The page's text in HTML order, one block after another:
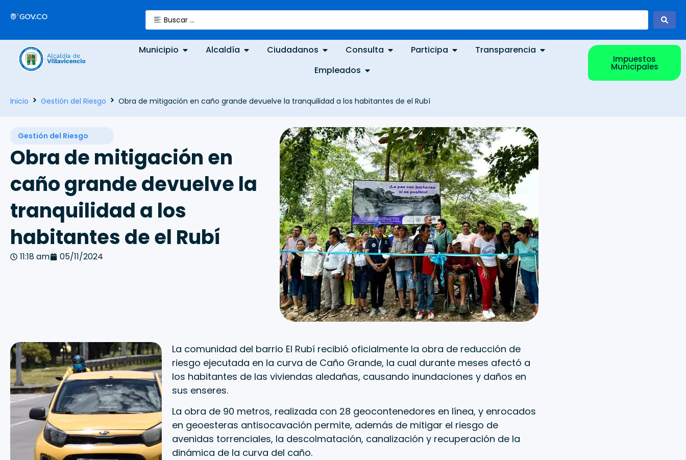
Municipio Alcaldía Ciudadanos Consulta Participa
Transparencia
Empleados
Impuestos
Municipales
Inicio Gestión del Riesgo Obra de mitigación en caño grande devuelve la tranquilidad a los habitantes de el Rubí
Gestión del Riesgo
Obra de mitigación en
caño grande devuelve la
tranquilidad a los
habitantes de el Rubí
11:18 am 05/11/2024
La comunidad del barrio El Rubí recibió oficialmente la obra de reducción de
riesgo ejecutada en la curva de Caño Grande, la cual durante meses afectó a
los habitantes de las viviendas aledañas, causando inundaciones y daños en
sus enseres.
La obra de 90 metros, realizada con 28 geocontenedores en línea, y enrocados
en geoesteras antisocavación permite, además de mitigar el riesgo de
avenidas torrenciales, la descolmatación, canalización y recuperación de la
dinámica de la curva del caño.